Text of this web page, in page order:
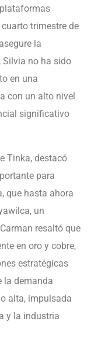
trimestre de
la
Silvia no ha sido
en una
con un alto nivel
significativo
Tinka, destacó
para
que hasta ahora
un
resaltó que
en oro y cobre,
estratégicas
la demanda
alta, impulsada
y la industria